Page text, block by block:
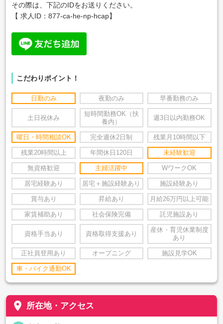
その際は、下記のIDをお送りください。
【 求人ID：877-ca-he-np-hcap】
こだわりポイント！
日勤のみ 夜勤のみ 早番勤務のみ
土日祝休み
短時間勤務OK（扶
養内）
週3日以内勤務OK
曜日・時間相談OK 完全週休2日制 残業月10時間以下
残業20時間以上 年間休日120日 未経験歓迎
無資格歓迎 主婦活躍中 WワークOK
居宅経験あり 居宅＋施設経験あり 施設経験あり
賞与あり 昇給あり 月給26万円以上可能
家賃補助あり 社会保険完備 託児施設あり
資格手当あり 資格取得支援あり
産休・育児休業制度
あり
正社員登用あり オープニング 施設見学OK
車・バイク通勤OK
place 所在地・アクセス